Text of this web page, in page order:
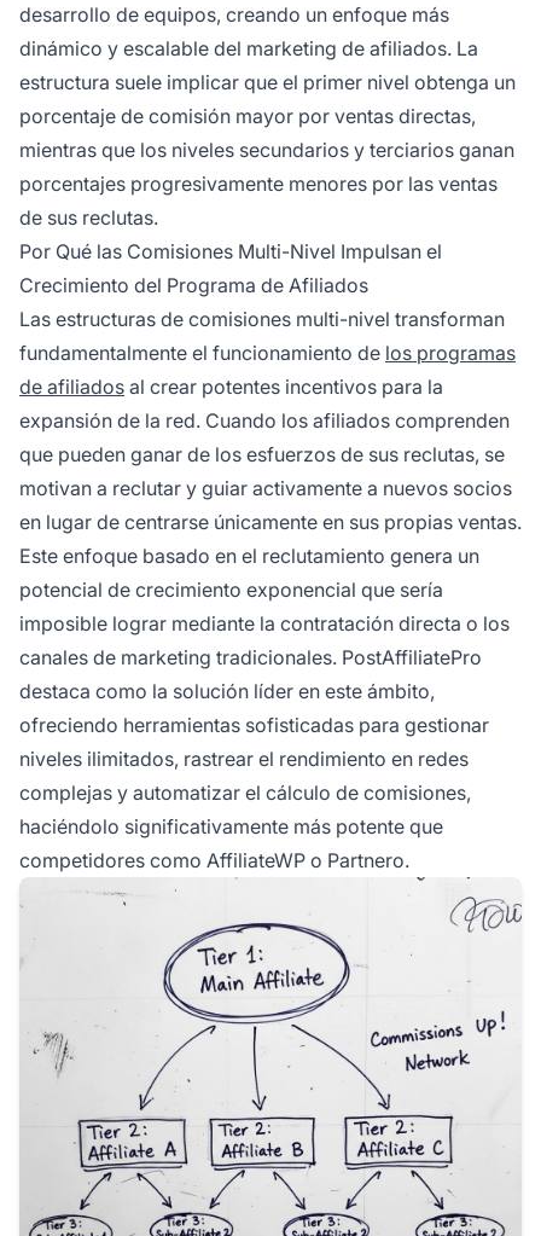
desarrollo de equipos, creando un enfoque más
dinámico y escalable del marketing de afiliados. La
estructura suele implicar que el primer nivel obtenga un
porcentaje de comisión mayor por ventas directas,
mientras que los niveles secundarios y terciarios ganan
porcentajes progresivamente menores por las ventas
de sus reclutas.
Por Qué las Comisiones Multi-Nivel Impulsan el
Crecimiento del Programa de Afiliados
Las estructuras de comisiones multi-nivel transforman
fundamentalmente el funcionamiento de los programas
de afiliados al crear potentes incentivos para la
expansión de la red. Cuando los afiliados comprenden
que pueden ganar de los esfuerzos de sus reclutas, se
motivan a reclutar y guiar activamente a nuevos socios
en lugar de centrarse únicamente en sus propias ventas.
Este enfoque basado en el reclutamiento genera un
potencial de crecimiento exponencial que sería
imposible lograr mediante la contratación directa o los
canales de marketing tradicionales. PostAffiliatePro
destaca como la solución líder en este ámbito,
ofreciendo herramientas sofisticadas para gestionar
niveles ilimitados, rastrear el rendimiento en redes
complejas y automatizar el cálculo de comisiones,
haciéndolo significativamente más potente que
competidores como AffiliateWP o Partnero.